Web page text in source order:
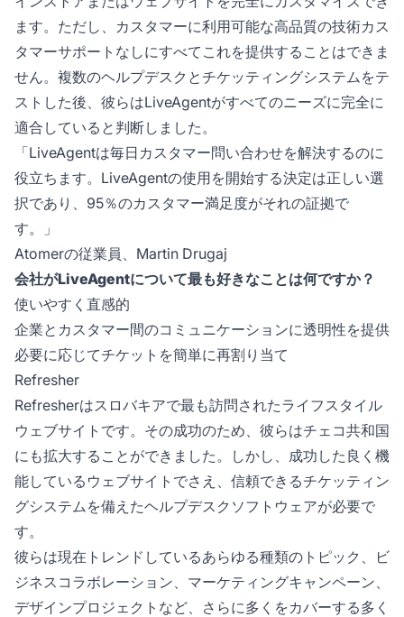
ます。ただし、カスタマーに利用可能な高品質の技術カス
タマーサポートなしにすべてこれを提供することはできま
せん。複数のヘルプデスクとチケッティングシステムをテ
ストした後、彼らはLiveAgentがすべてのニーズに完全に
適合していると判断しました。
「LiveAgentは毎日カスタマー問い合わせを解決するのに
役立ちます。LiveAgentの使用を開始する決定は正しい選
択であり、95％のカスタマー満足度がそれの証拠で
す。」
Atomerの従業員、Martin Drugaj
会社がLiveAgentについて最も好きなことは何ですか？
使いやすく直感的
企業とカスタマー間のコミュニケーションに透明性を提供
必要に応じてチケットを簡単に再割り当て
Refresher
Refresherはスロバキアで最も訪問されたライフスタイル
ウェブサイトです。その成功のため、彼らはチェコ共和国
にも拡大することができました。しかし、成功した良く機
能しているウェブサイトでさえ、信頼できるチケッティン
グシステムを備えたヘルプデスクソフトウェアが必要で
す。
彼らは現在トレンドしているあらゆる種類のトピック、ビ
ジネスコラボレーション、マーケティングキャンペーン、
デザインプロジェクトなど、さらに多くをカバーする多く